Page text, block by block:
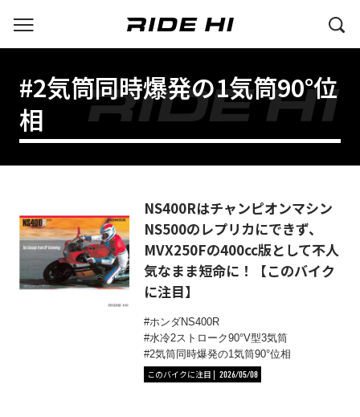
#2気筒同時爆発の1気筒90°位
相
NS400Rはチャンピオンマシン
NS500のレプリカにできず、
MVX250Fの400cc版として不人
気なまま短命に！【このバイク
に注目】
ホンダNS400R
水冷2ストローク90°V型3気筒
2気筒同時爆発の1気筒90°位相
このバイクに注目
2026/05/08